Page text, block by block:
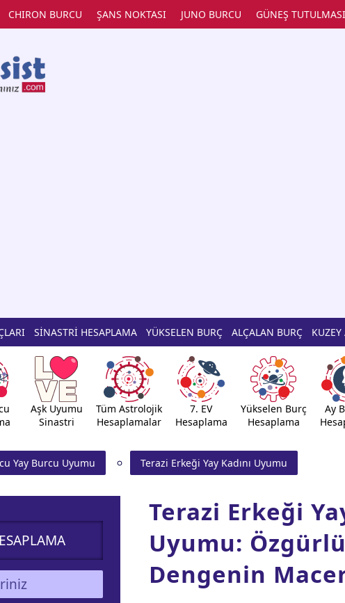
CHIRON BURCU ŞANS NOKTASI JUNO BURCU GÜNEŞ TUTULMASI
SİNASTRİ HESAPLAMA YÜKSELEN BURÇ ALÇALAN BURÇ
Aşk Uyumu
Sinastri
Tüm Astrolojik
Hesaplamalar
7. EV
Hesaplama
Yükselen Burç
Hesaplama
Ay
Yay Burcu Uyumu Terazi Erkeği Yay Kadını Uyumu
Terazi Erkeği
Uyumu:
Dengenin